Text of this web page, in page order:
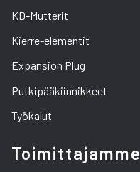
KD-Mutterit
Kierre-elementit
Expansion Plug
Putkipääkiinnikkeet
Työkalut
Toimittajamme